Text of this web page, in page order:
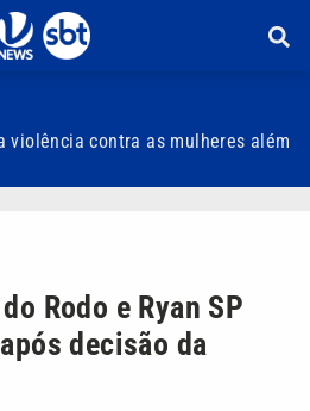
violência contra as mulheres além
Rodo e Ryan SP
decisão da